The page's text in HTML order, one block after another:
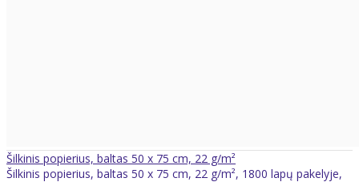
Šilkinis popierius, baltas 50 x 75 cm, 22 g/m²
Šilkinis popierius, baltas 50 x 75 cm, 22 g/m², 1800 lapų pakelyje,